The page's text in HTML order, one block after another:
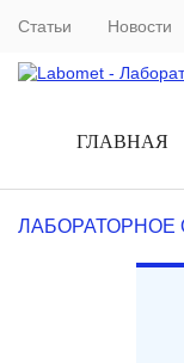
Статьи Новости
ГЛАВНАЯ
ЛАБОРАТОРНОЕ